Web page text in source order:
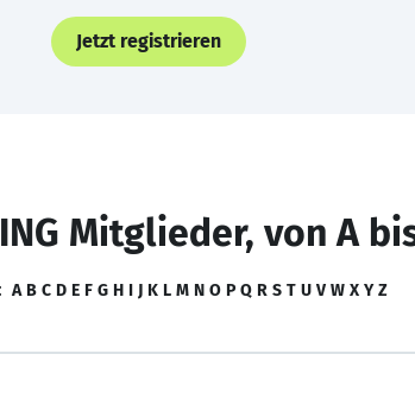
Jetzt registrieren
Mitglieder, von A
A B C D E F G H I J K L M N O P Q R S T U V W X Y Z